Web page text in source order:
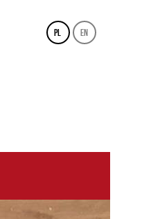
pl en